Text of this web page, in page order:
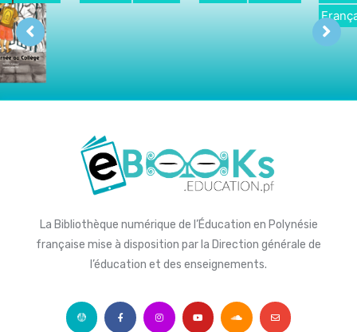
La Bibliothèque numérique de l’Éducation en Polynésie
française mise à disposition par la Direction générale de
l’éducation et des enseignements.